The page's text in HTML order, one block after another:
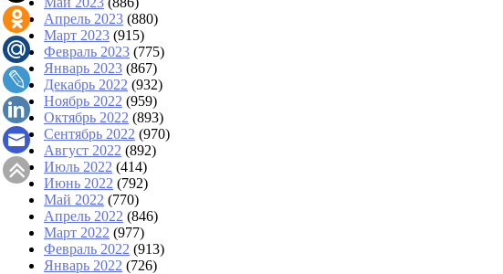
Апрель 2023 (880)
Март 2023 (915)
Февраль 2023 (775)
Январь 2023 (867)
Декабрь 2022 (932)
Ноябрь 2022 (959)
Октябрь 2022 (893)
Сентябрь 2022 (970)
Август 2022 (892)
Июль 2022 (414)
Июнь 2022 (792)
Май 2022 (770)
Апрель 2022 (846)
Март 2022 (977)
Февраль 2022 (913)
Январь 2022 (726)